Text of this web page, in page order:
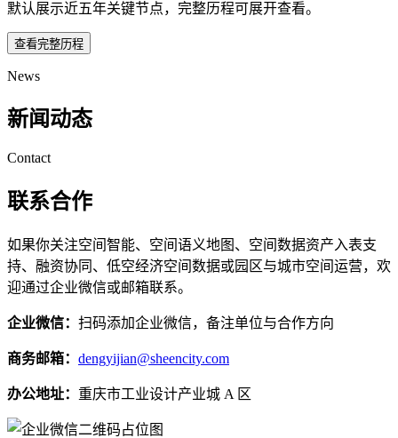
默认展示近五年关键节点，完整历程可展开查看。
查看完整历程
News
新闻动态
Contact
联系合作
如果你关注空间智能、空间语义地图、空间数据资产入表支
持、融资协同、低空经济空间数据或园区与城市空间运营，欢
迎通过企业微信或邮箱联系。
企业微信： 扫码添加企业微信，备注单位与合作方向
商务邮箱： dengyijian@sheencity.com
办公地址： 重庆市工业设计产业城 A 区